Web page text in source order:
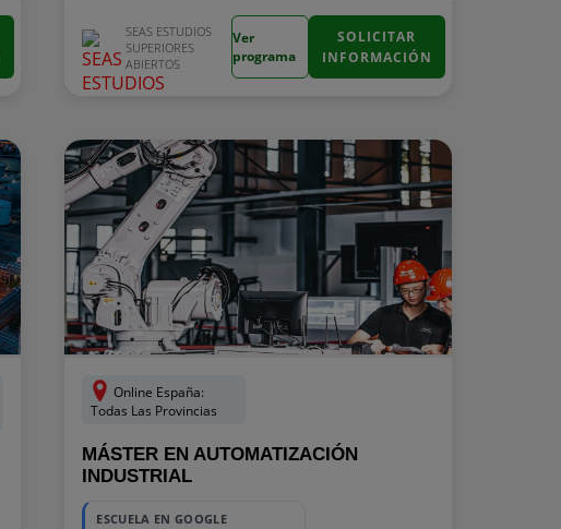
SEAS ESTUDIOS
SUPERIORES
ABIERTOS
Ver
programa
SOLICITAR
INFORMACIÓN
Online España:
Todas Las Provincias
MÁSTER EN AUTOMATIZACIÓN
INDUSTRIAL
ESCUELA EN GOOGLE